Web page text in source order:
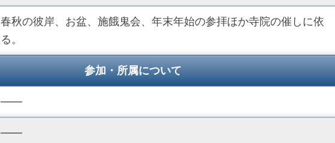
春秋の彼岸、お盆、施餓鬼会、年末年始の参拝ほか寺院の催しに依
る。
参加・所属について
――
――